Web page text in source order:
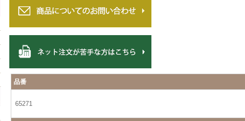
品番
65271